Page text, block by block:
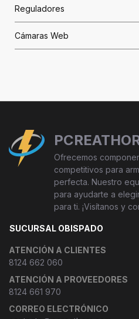
Reguladores
Cámaras Web
Ofrecemos
competitivos para
perfecta. Nuestro
para ayudarte a
para ti. ¡Visítanos y
SUCURSAL OBISPADO
ATENCIÓN A CLIENTES
8124 662 060
ATENCIÓN A PROVEEDORES
8124 661 970
CORREO ELECTRÓNICO